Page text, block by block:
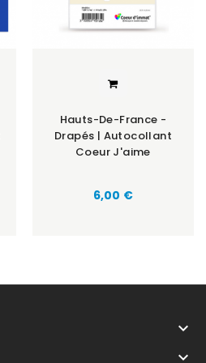
Hauts-De-France -
Drapés | Autocollant
Coeur J'aime
Prix
6,00 €

